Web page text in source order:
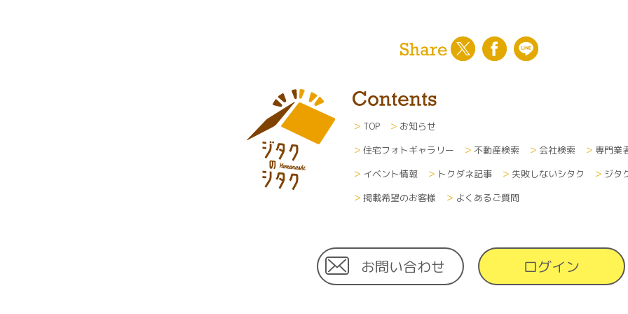
TOP
お知らせ
住宅フォトギャラリー
不動産検索 会社検索
専門業
イベント情報
トクダネ記事 失敗しないシタク
ジタ
掲載希望のお客様
よくあるご質問
お問い合わせ ログイン